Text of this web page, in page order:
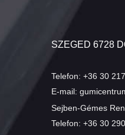
SZEGED 6728
Telefon: +36 30
E-mail:
Sejben-Gémes
Telefon: +36 30